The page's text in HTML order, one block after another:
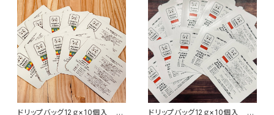
ドリップバッグ12ｇ×10個入 エ
ドリップバッグ12ｇ×10個入 イ